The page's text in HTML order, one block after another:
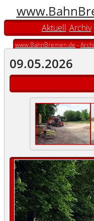
Aktuell Archiv
www.BahnBremen.de -
09.05.2026